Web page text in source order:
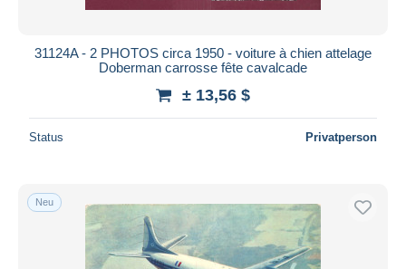
31124A - 2 PHOTOS circa 1950 - voiture à chien attelage
Doberman carrosse fête cavalcade
± 13,56 $
Status Privatperson
Neu